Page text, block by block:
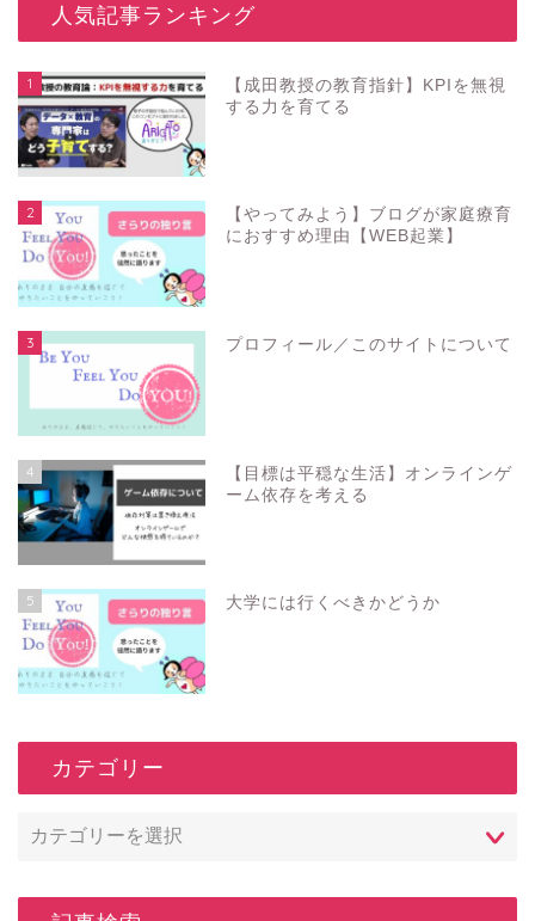
_人気記事ランキング
1
【成田教授の教育指針】KPIを無視
する力を育てる
2
【やってみよう】ブログが家庭療育
におすすめ理由【WEB起業】
3 プロフィール／このサイトについて
4
【目標は平穏な生活】オンラインゲ
ーム依存を考える
5 大学には行くべきかどうか
_カテゴリー